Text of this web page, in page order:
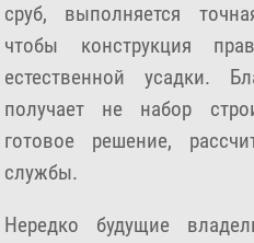
сруб, выполняется
чтобы конструкция
естественной усадки.
получает не набор
готовое решение,
службы.
Нередко будущие